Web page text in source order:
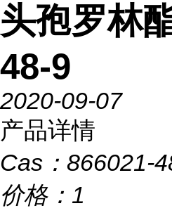
头孢罗林
48-9
2020-09-07
产品详情
Cas： 866021-
价格： 1